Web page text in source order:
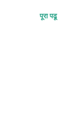
पूरा पढू